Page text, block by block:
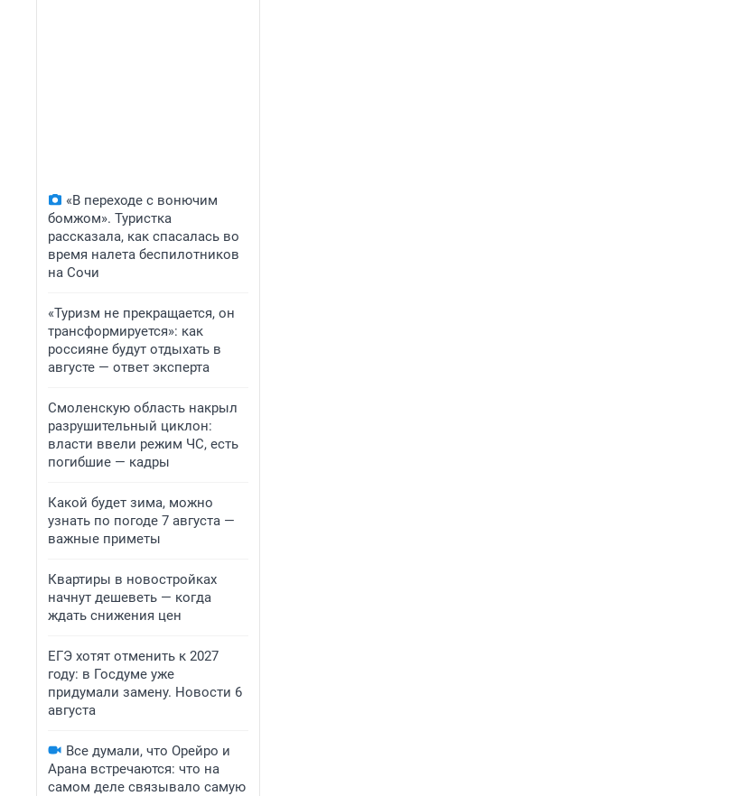
«В переходе с вонючим
бомжом». Туристка
рассказала, как спасалась во
время налета беспилотников
на Сочи
«Туризм не прекращается, он
трансформируется»: как
россияне будут отдыхать в
августе — ответ эксперта
Смоленскую область накрыл
разрушительный циклон:
власти ввели режим ЧС, есть
погибшие — кадры
Какой будет зима, можно
узнать по погоде 7 августа —
важные приметы
Квартиры в новостройках
начнут дешеветь — когда
ждать снижения цен
ЕГЭ хотят отменить к 2027
году: в Госдуме уже
придумали замену. Новости 6
августа
Все думали, что Орейро и
Арана встречаются: что на
самом деле связывало самую